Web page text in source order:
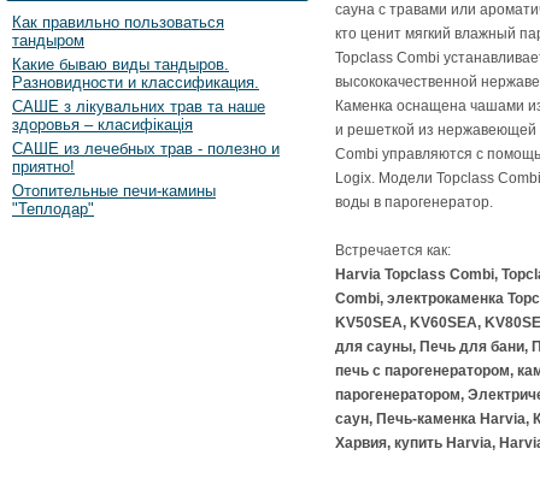
Как правильно пользоваться
тандыром
Какие бываю виды тандыров.
Разновидности и классификация.
САШЕ з лікувальних трав та наше
здоровья – класифікація
САШЕ из лечебных трав - полезно и
приятно!
Отопительные печи-камины
"Теплодар"
сауна с травами или
кто ценит мягкий влажный
Topclass Combi
высококачественной
Каменка оснащена чашами
и решеткой из нержавеющей
Combi управляются с
Logix. Модели Topclass
воды в парогенератор.
Встречается как:
Harvia Topclass Combi,
Combi, электрокаменка
KV50SEA, KV60SEA,
для сауны, Печь для бани,
печь с парогенератором,
парогенератором,
саун, Печь-каменка Harvia,
Харвия, купить Harvia,